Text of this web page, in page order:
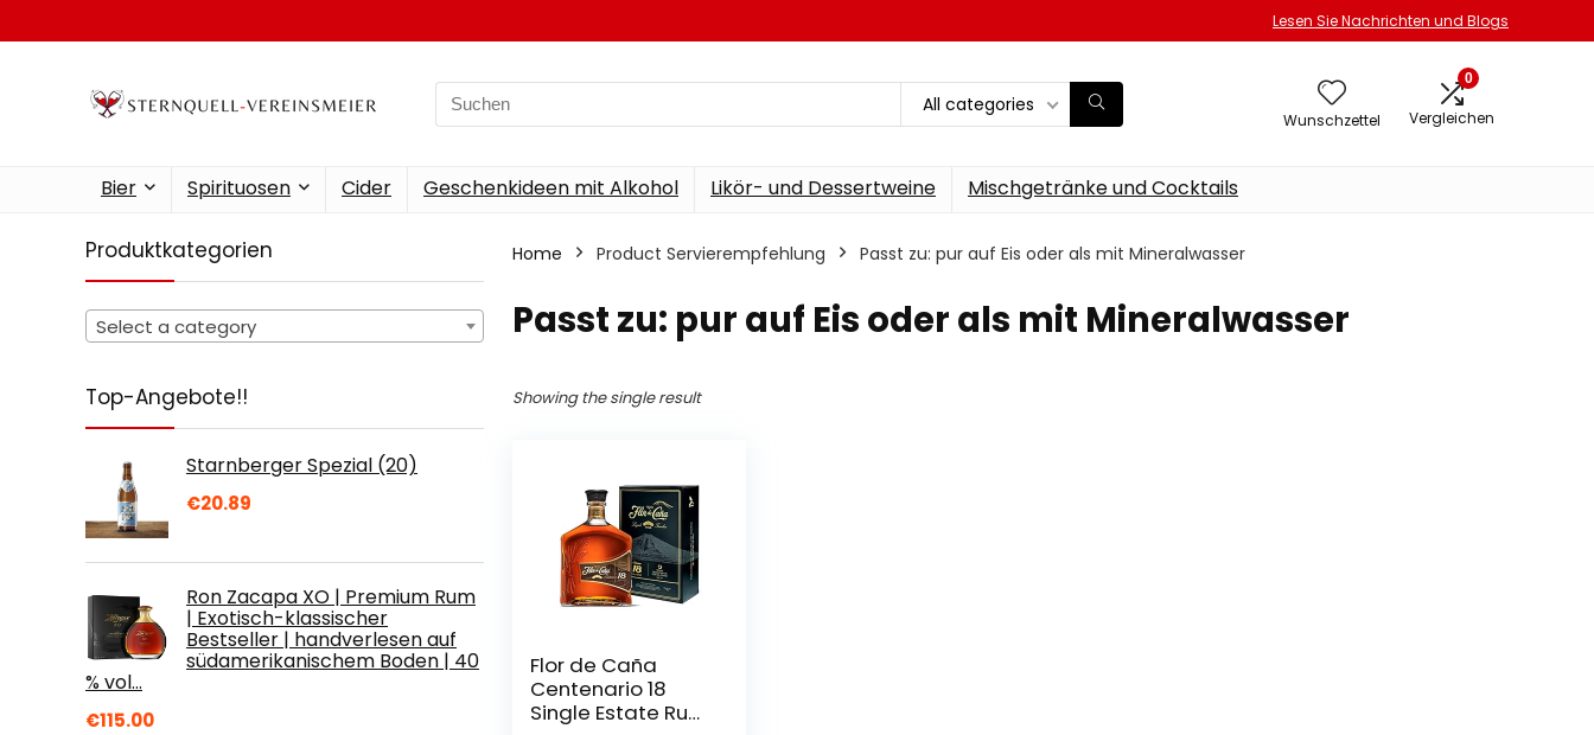
Lesen Sie Nachrichten und Blogs
Search
for:
All categories
Wunschzettel
0
Vergleichen
Bier Spirituosen Cider Geschenkideen mit Alkohol Likör- und Dessertweine Mischgetränke und Cocktails
Produktkategorien
Select a category
Top-Angebote!!
Starnberger Spezial (20)
€20.89
Ron Zacapa XO | Premium Rum
| Exotisch-klassischer
Bestseller | handverlesen auf
südamerikanischem Boden | 40
% vol…
€115.00
Home Product Servierempfehlung ‎Passt zu: pur auf Eis oder als mit Mineralwasser
‎Passt zu: pur auf Eis oder als mit Mineralwasser
Showing the single result
Flor de Caña
Centenario 18
Single Estate Rum